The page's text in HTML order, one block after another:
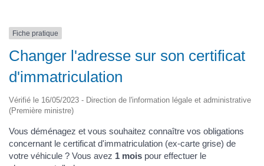
Fiche pratique
Changer l'adresse sur son certificat
d'immatriculation
Vérifié le 16/05/2023 - Direction de l'information légale et administrative
(Première ministre)
Vous déménagez et vous souhaitez connaître vos obligations
concernant le certificat d'immatriculation (ex-carte grise) de
votre véhicule ? Vous avez 1 mois pour effectuer le